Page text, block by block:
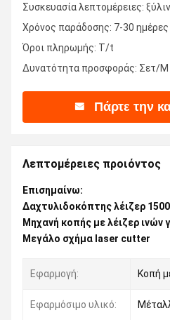
Συσκευασία λεπτομέρειες:
Χρόνος παράδοσης: 7-30 ημέρες
Όροι πληρωμής: T/t
Δυνατότητα προσφοράς: Σετ/Μ
Πάρτε την
Λεπτομέρειες προιόντος
Επισημαίνω:
Δαχτυλιδοκόπτης λέιζερ
Μηχανή κοπής με λέιζερ ινών
Μεγάλο σχήμα laser cutter
Εφαρμογή: Κοπή
Εφαρμόσιμο υλικό: